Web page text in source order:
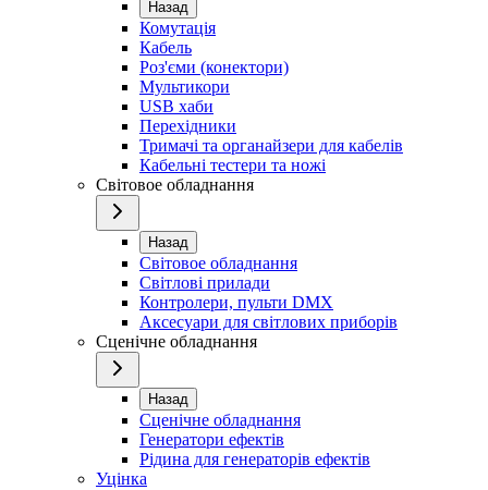
Назад
Комутація
Кабель
Роз'єми (конектори)
Мультикори
USB хаби
Перехідники
Тримачі та органайзери для кабелів
Кабельні тестери та ножі
Світовое обладнання
Назад
Світовое обладнання
Світлові прилади
Контролери, пульти DMX
Аксесуари для світлових приборів
Сценічне обладнання
Назад
Сценічне обладнання
Генератори ефектів
Рідина для генераторів ефектів
Уцінка